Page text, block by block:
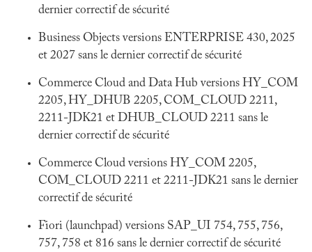
dernier correctif de sécurité
Business Objects versions ENTERPRISE 430, 2025
et 2027 sans le dernier correctif de sécurité
Commerce Cloud and Data Hub versions HY_COM
2205, HY_DHUB 2205, COM_CLOUD 2211,
2211-JDK21 et DHUB_CLOUD 2211 sans le
dernier correctif de sécurité
Commerce Cloud versions HY_COM 2205,
COM_CLOUD 2211 et 2211-JDK21 sans le dernier
correctif de sécurité
Fiori (launchpad) versions SAP_UI 754, 755, 756,
757, 758 et 816 sans le dernier correctif de sécurité